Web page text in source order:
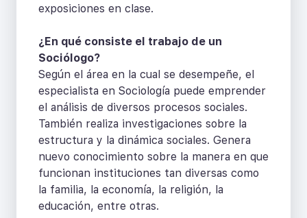
exposiciones en clase.
¿En qué consiste el trabajo de un
Sociólogo?
Según el área en la cual se desempeñe, el
especialista en Sociología puede emprender
el análisis de diversos procesos sociales.
También realiza investigaciones sobre la
estructura y la dinámica sociales. Genera
nuevo conocimiento sobre la manera en que
funcionan instituciones tan diversas como
la familia, la economía, la religión, la
educación, entre otras.